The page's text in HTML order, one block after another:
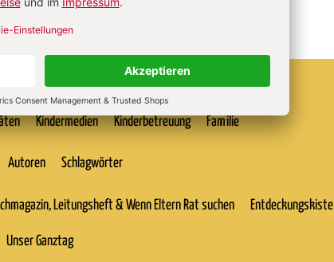
Kindermedien Kinderbetreuung Familie
Autoren Schlagwörter
Leitungsheft & Wenn Eltern Rat suchen Entdeckungskiste
Unser Ganztag